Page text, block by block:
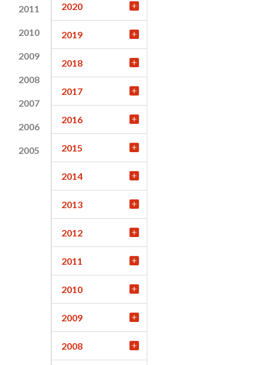
2011
2010
2009
2008
2007
2006
2005
2020
2019
2018
2017
2016
2015
2014
2013
2012
2011
2010
2009
2008